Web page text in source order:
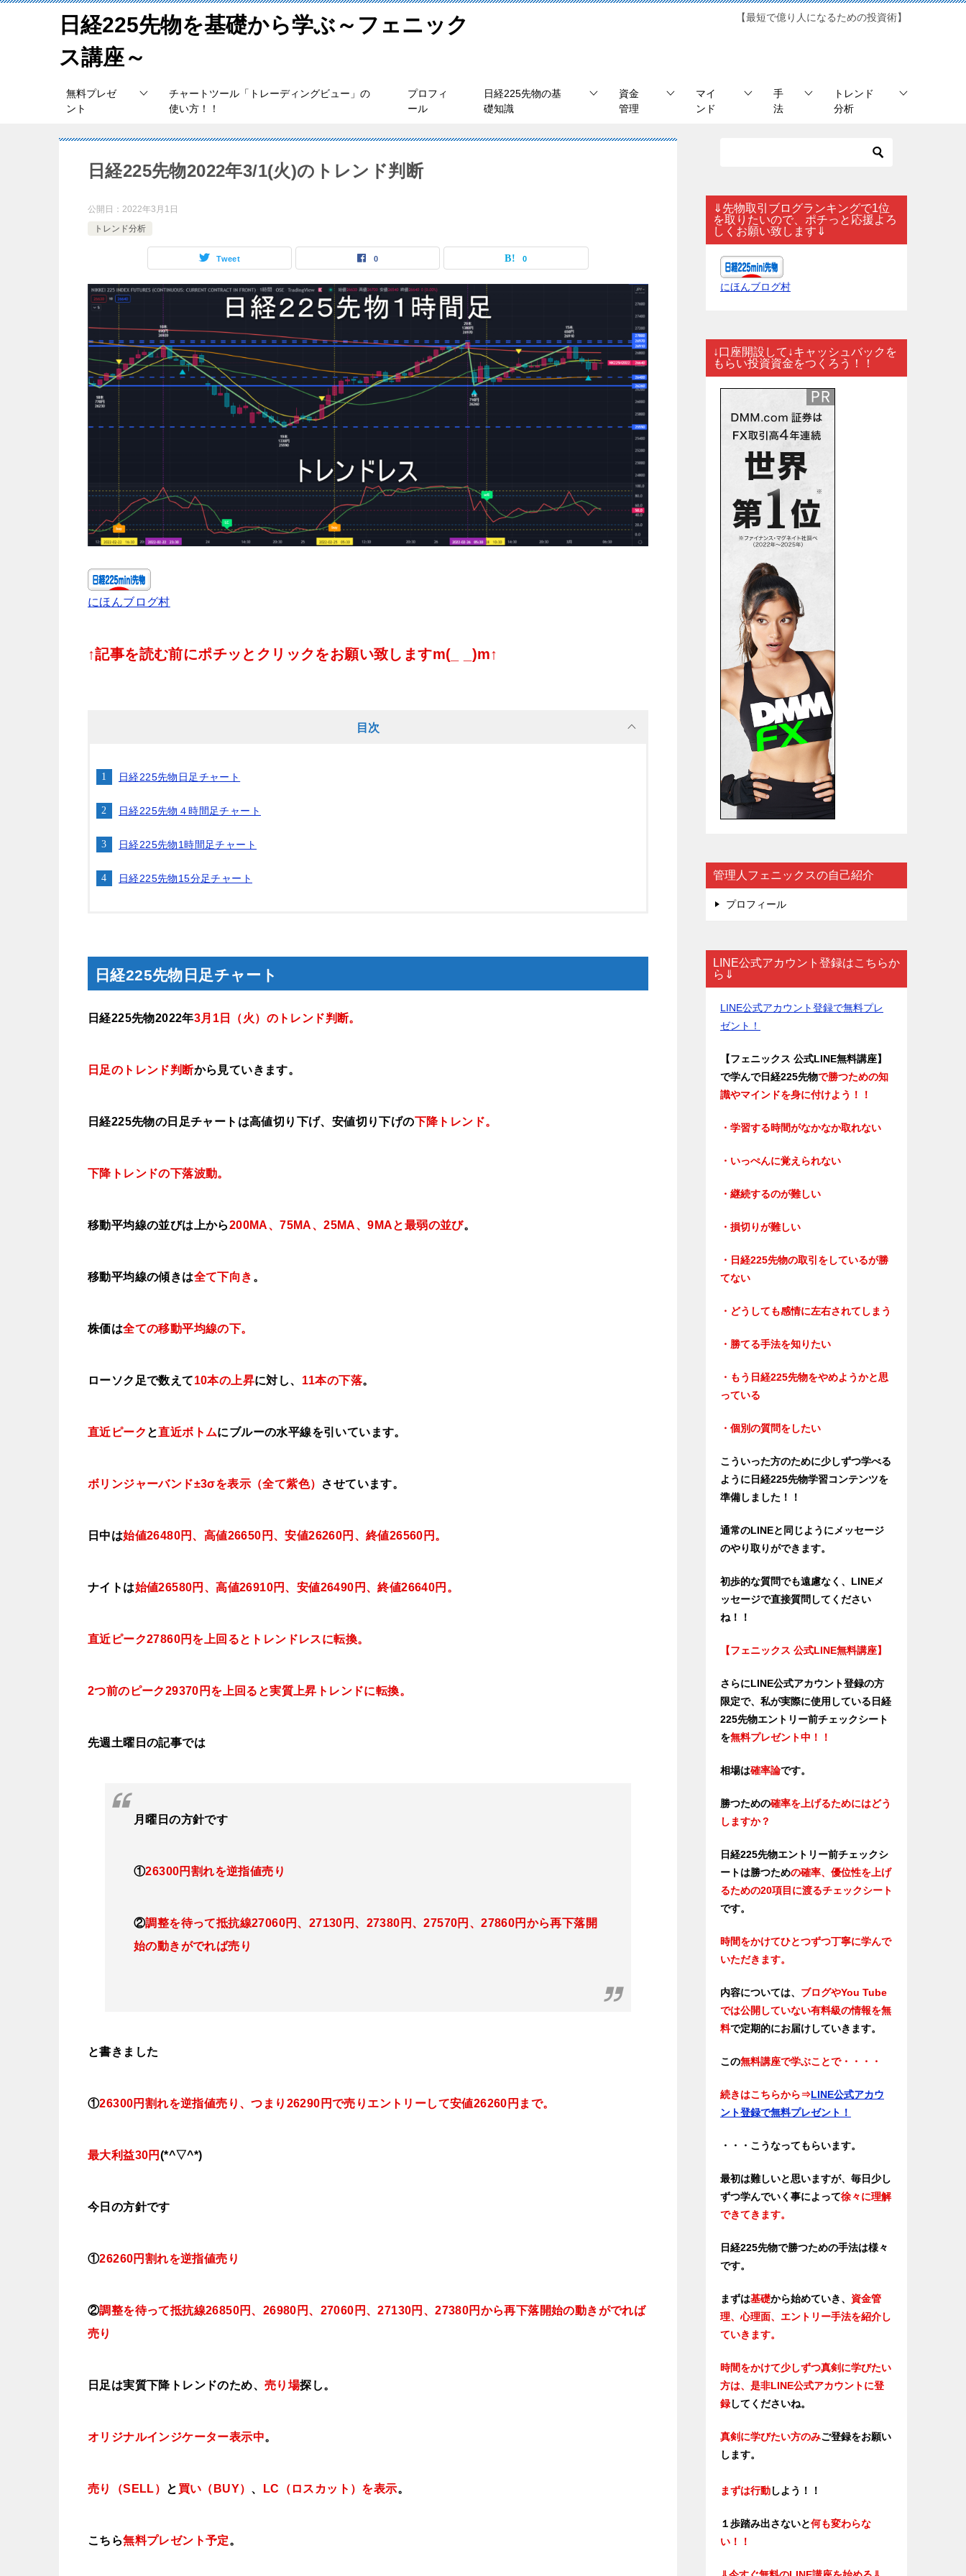
日経225先物を基礎から学ぶ～フェニック
ス講座～
【最短で億り人になるための投資術】
無料プレゼ
ント
チャートツール「トレーディングビュー」の
使い方！！
プロフィ
ール
日経225先物の基
礎知識
資金
管理
マイ
ンド
手
法
トレンド
分析
日経225先物2022年3/1(火)のトレンド判断
公開日： 2022年3月1日
トレンド分析
Tweet 0 0
にほんブログ村
↑記事を読む前にポチッとクリックをお願い致しますm(_ _)m↑
目次
日経225先物日足チャート
日経225先物４時間足チャート
日経225先物1時間足チャート
日経225先物15分足チャート
日経225先物日足チャート
日経225先物2022年3月1日（火）のトレンド判断。
日足のトレンド判断から見ていきます。
日経225先物の日足チャートは高値切り下げ、安値切り下げの下降トレンド。
下降トレンドの下落波動。
移動平均線の並びは上から200MA、75MA、25MA、9MAと最弱の並び。
移動平均線の傾きは全て下向き 。
株価は全ての移動平均線の下。
ローソク足で数えて10本の上昇に対し、 11本の下落。
直近ピーク と直近ボトムにブルーの水平線を引いています。
ボリンジャーバンド±3σを表示（全て紫色） させています。
日中は始値26480円、高値26650円、安値26260円、終値26560円 。
ナイトは始値26580円、高値26910円、安値26490 円、終値26640円 。
直近ピーク27860円を上回るとトレンドレスに転換。
2つ前のピーク29370 円を上回ると実質上昇トレンドに転換。
先週土曜日の記事では
月曜日の方針です
①26300円割れを逆指値売り
②調整を待って抵抗線27060円、27130円、27380円、27570円、27860円から再下落開
始の動きがでれば売り
と書きました
①26300円割れを逆指値売り、つまり26290 円で売りエントリーして安値26260円まで。
最大利益30円 (*^▽^*)
今日 の方針です
①26260円割れを逆指値売り
②調整を待って抵抗線26850円、26980円、27060円、27130円、27380円から再下落開始の動きがでれば
売り
日足は実質下降トレンドのため、 売り場探し。
オリジナルインジケーター表示中。
売り（SELL） と 買い（BUY） 、 LC（ロスカット）を表示。
こちら無料プレゼント予定。
⇓先物取引ブログランキングで1位
を取りたいので、ポチっと応援よろ
しくお願い致します⇓
にほんブログ村
↓口座開設して↓キャッシュバックを
もらい投資資金をつくろう！！
管理人フェニックスの自己紹介
プロフィール
LINE公式アカウント登録はこちらか
ら⇓
LINE公式アカウント登録で無料プレ
ゼント！
【フェニックス 公式LINE無料講座】
で学んで日経225先物で勝つための知
識やマインドを身に付けよう！！
・学習する時間がなかなか取れない
・いっぺんに覚えられない
・継続するのが難しい
・損切りが難しい
・日経225先物の取引をしているが勝
てない
・どうしても感情に左右されてしまう
・勝てる手法を知りたい
・もう日経225先物をやめようかと思
っている
・個別の質問をしたい
こういった方のために少しずつ学べる
ように日経225先物学習コンテンツを
準備しました！！
通常のLINEと同じようにメッセージ
のやり取りができます。
初歩的な質問でも遠慮なく、LINEメ
ッセージで直接質問してください
ね！！
【フェニックス 公式LINE無料講座】
さらにLINE公式アカウント登録の方
限定で、私が実際に使用している日経
225先物エントリー前チェックシート
を無料プレゼント中！！
相場は確率論です。
勝つための確率を上げるためにはどう
しますか？
日経225先物エントリー前チェックシ
ートは勝つための確率、優位性を上げ
るための20項目に渡るチェックシート
です。
時間をかけてひとつずつ丁寧に学んで
いただきます。
内容については、 ブログやYou Tube
では公開していない有料級の情報を無
料で定期的にお届けしていきます。
この無料講座で学ぶことで・・・・
続きはこちらから⇒LINE公式アカウ
ント登録で無料プレゼント！
・・・こうなってもらいます。
最初は難しいと思いますが、毎日少し
ずつ学んでいく事によって徐々に理解
できてきます。
日経225先物で勝つための手法は様々
です。
まずは基礎から始めていき、 資金管
理、心理面、エントリー手法を紹介し
ていきます。
時間をかけて少しずつ真剣に学びたい
方は、是非LINE公式アカウントに登
録してくださいね。
真剣に学びたい方のみご登録をお願い
します。
まずは行動しよう！！
１歩踏み出さないと何も変わらな
い！！